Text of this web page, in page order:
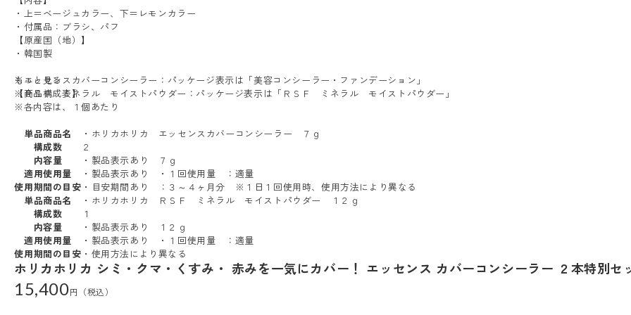
ホリカホリカ シミ・クマ・くすみ・ 赤みを一気にカバー！ エッセンス カバーコンシーラー ２本特別セ
15,400
・上＝ベージュカラー、下＝レモンカラー
・付属品：ブラシ、パフ
【原産国（地）】
・韓国製
※エッセンスカバーコンシーラー：パッケージ表示は「美容コンシーラー・ファンデーション」
※ＲＳＦ ミネラル モイストパウダー：パッケージ表示は「ＲＳＦ ミネラル モイストパウダー」
もっと見る
【商品構成表】
※各内容は、１個あたり
単品商品名
・ホリカホリカ エッセンスカバーコンシーラー ７ｇ
構成数
２
内容量
・製品表示あり ７ｇ
適用使用量
・製品表示あり ・１回使用量 ：適量
使用期間の目安 ・目安期間あり ：３～４ヶ月分 ※１日１回使用時、使用方法により異なる
単品商品名
・ホリカホリカ ＲＳＦ ミネラル モイストパウダー １２ｇ
構成数
１
内容量
・製品表示あり １２ｇ
適用使用量
・製品表示あり ・１回使用量 ：適量
使用期間の目安 ・使用方法により異なる